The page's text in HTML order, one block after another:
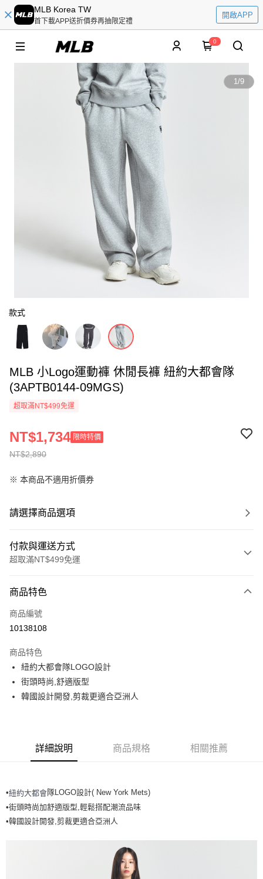
MLB Korea TW
首下載APP送折價券再抽限定禮
開啟APP
0
1/9
款式
MLB 小Logo運動褲 休閒長褲 紐約大都會隊
(3APTB0144-09MGS)
超取滿NT$499免運
NT$2,890
NT$1,734 限時特價
※ 本商品不適用折價券
請選擇商品選項
付款與運送方式
超取滿NT$499免運
信用卡一次付款
超商取貨付款
Apple Pay
街口支付
全家取貨付款<未取貨列黑名單/不支援離島取退>
全家取貨<不支援離島取退>
每筆NT$60，滿NT$499(含以上)免運費
每筆NT$60，滿NT$499(含以上)免運費
商品特色
商品編號
10138108
商品特色
紐約大都會隊LOGO設計
街頭時尚,舒適版型
韓國設計開發,剪裁更適合亞洲人
詳細說明 商品規格 相關推薦
•紐約大都會隊LOGO設計( New York Mets)
•街頭時尚加舒適版型,輕鬆搭配潮流品味
•韓國設計開發,剪裁更適合亞洲人